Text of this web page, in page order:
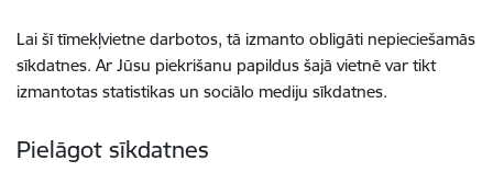
Lai šī tīmekļvietne darbotos, tā izmanto obligāti nepieciešamās
sīkdatnes. Ar Jūsu piekrišanu papildus šajā vietnē var tikt
izmantotas statistikas un sociālo mediju sīkdatnes.
Pielāgot sīkdatnes